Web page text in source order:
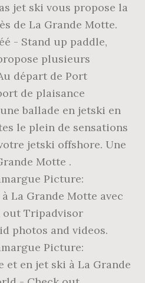
jet ski vous propose la
de La Grande Motte.
- Stand up paddle,
plusieurs
départ de Port
de plaisance
ballade en jetski en
le plein de sensations
jetski offshore. Une
Motte .
Picture:
La Grande Motte avec
out Tripadvisor
photos and videos.
Picture:
et en jet ski à La Grande